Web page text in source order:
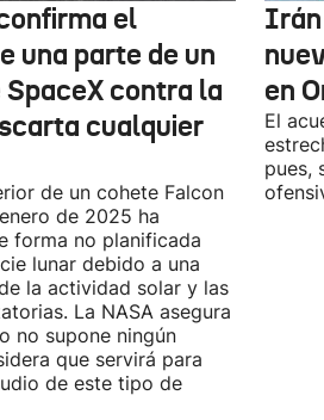
el
una parte de un
contra la
cualquier
de un cohete Falcon
de 2025 ha
forma no planificada
lunar debido a una
la actividad solar y las
La NASA asegura
no supone ningún
que servirá para
de este tipo de
Irán
en
El
pues,